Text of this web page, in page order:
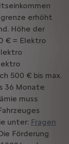
erhöht
Höhe der
€ = Elektro
500 € bis max.
36 Monate
muss
unter: Fragen
Förderung